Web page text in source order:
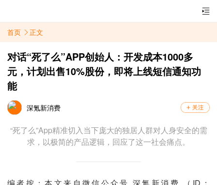
首页 正文
对话“死了么”APP创始人：开发成本1000多
元，计划出售10%股份，即将上线短信通知功
能
深氪新消费
“死了么”App精准切入当下庞大的独居人群对人身安全的需
求，以极简的产品逻辑，回应了这一社会痛点。